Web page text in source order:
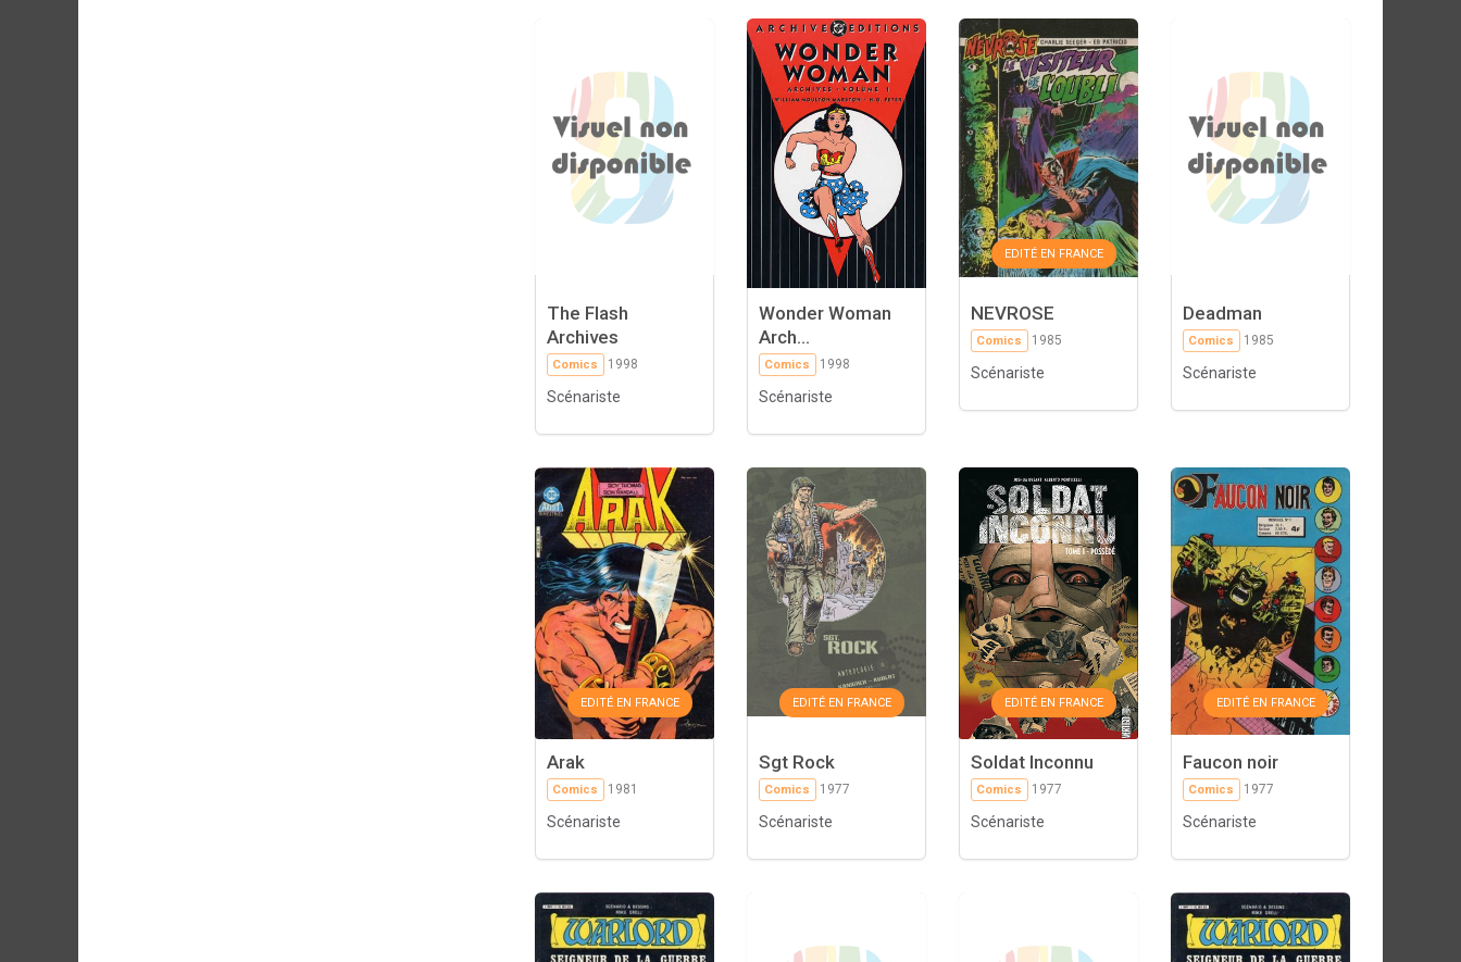
The Flash
Archives
Comics 1998
Scénariste
Wonder Woman
Arch...
Comics 1998
Scénariste
EDITÉ EN FRANCE
NEVROSE
Comics 1985
Scénariste
Deadman
Comics 1985
Scénariste
EDITÉ EN FRANCE
Arak
Comics 1981
Scénariste
EDITÉ EN FRANCE
Sgt Rock
Comics 1977
Scénariste
EDITÉ EN FRANCE
Soldat Inconnu
Comics 1977
Scénariste
EDITÉ EN FRANCE
Faucon noir
Comics 1977
Scénariste